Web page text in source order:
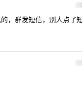
10
，群发短信，别人点了
11